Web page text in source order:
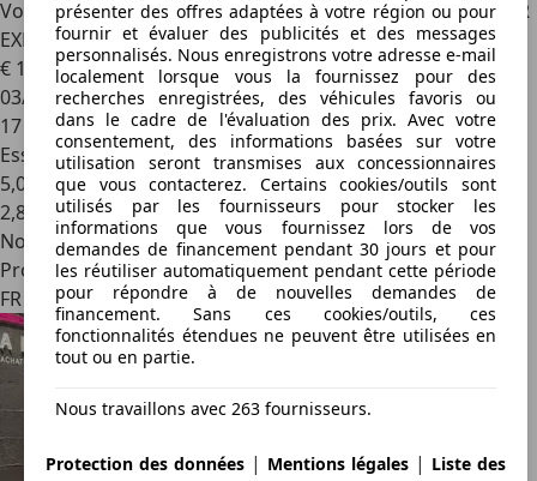
Volkswagen Taigo1.0 TSI 116 DSG7 Life Plus PRIX HT POUR
EXPORT DZ
€ 16 900
03/2025
17 000 km
Essence
5,0 l/100 km (mixte)
2,8
Nouveau
Professionnel
FR 81580
présenter des offres adaptées à votre région ou pour
fournir et évaluer des publicités et des messages
personnalisés. Nous enregistrons votre adresse e-mail
localement lorsque vous la fournissez pour des
recherches enregistrées, des véhicules favoris ou
dans le cadre de l'évaluation des prix. Avec votre
consentement, des informations basées sur votre
utilisation seront transmises aux concessionnaires
que vous contacterez. Certains cookies/outils sont
utilisés par les fournisseurs pour stocker les
informations que vous fournissez lors de vos
demandes de financement pendant 30 jours et pour
les réutiliser automatiquement pendant cette période
pour répondre à de nouvelles demandes de
financement. Sans ces cookies/outils, ces
fonctionnalités étendues ne peuvent être utilisées en
tout ou en partie.
Nous travaillons avec 263 fournisseurs.
Protection des données | Mentions légales | Liste des